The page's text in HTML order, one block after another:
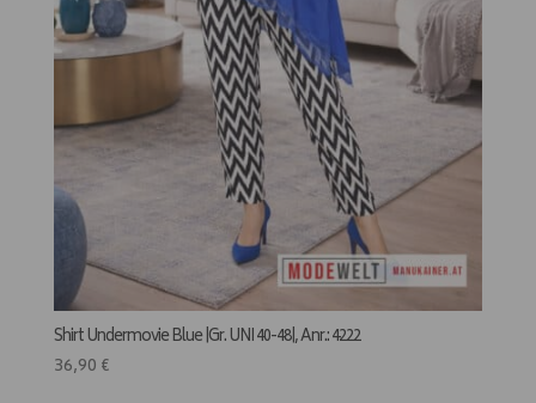
Shirt Undermovie Blue |Gr. UNI 40-48|, Anr.: 4222
36,90 €